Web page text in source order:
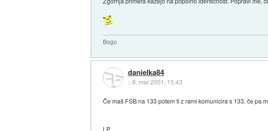
Bogo
danielka84
::6. mar 2001, 15:43
Če maš FSB na 133 potem ti z rami komunicira s 133, če pa
LP